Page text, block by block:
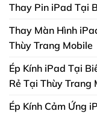
Thay Pin iPad Tại
Thay Màn Hình
Thùy Trang Mobile
Ép Kính iPad Tại
Rẻ Tại Thùy Trang
Ép Kính Cảm Ứng